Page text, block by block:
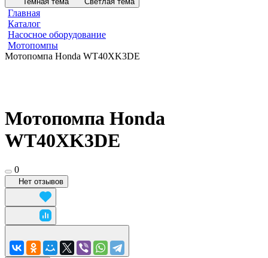
Главная
Каталог
Насосное оборудование
Мотопомпы
Мотопомпа Honda WT40XK3DE
Мотопомпа Honda
WT40XK3DE
0
Нет отзывов